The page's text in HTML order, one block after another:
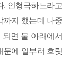
. 인형극하느라고
까지 했는데 나중
면 물 아래에서
문에 일부러 흐릿